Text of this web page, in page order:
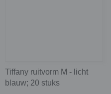
Tiffany ruitvorm M - licht
blauw; 20 stuks